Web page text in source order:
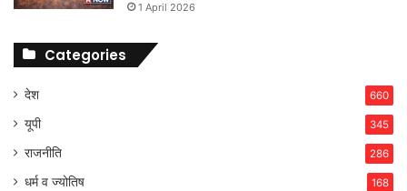
1 April 2026
Categories
देश 660
यूपी 345
राजनीति 286
धर्म व ज्योतिष 168